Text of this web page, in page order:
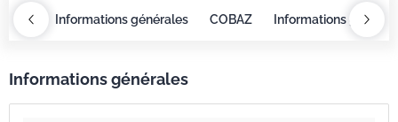
Informations générales COBAZ Informations
Informations générales